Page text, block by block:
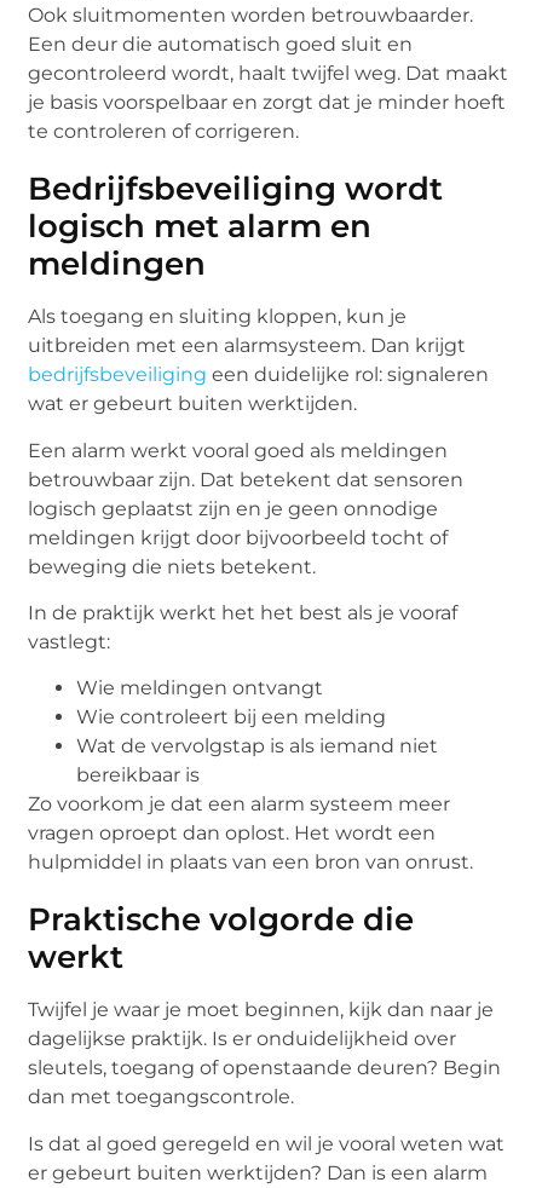
Ook sluitmomenten worden betrouwbaarder.
Een deur die automatisch goed sluit en
gecontroleerd wordt, haalt twijfel weg. Dat maakt
je basis voorspelbaar en zorgt dat je minder hoeft
te controleren of corrigeren.
Bedrijfsbeveiliging wordt
logisch met alarm en
meldingen
Als toegang en sluiting kloppen, kun je
uitbreiden met een alarmsysteem. Dan krijgt
bedrijfsbeveiliging een duidelijke rol: signaleren
wat er gebeurt buiten werktijden.
Een alarm werkt vooral goed als meldingen
betrouwbaar zijn. Dat betekent dat sensoren
logisch geplaatst zijn en je geen onnodige
meldingen krijgt door bijvoorbeeld tocht of
beweging die niets betekent.
In de praktijk werkt het het best als je vooraf
vastlegt:
Wie meldingen ontvangt
Wie controleert bij een melding
Wat de vervolgstap is als iemand niet
bereikbaar is
Zo voorkom je dat een alarm systeem meer
vragen oproept dan oplost. Het wordt een
hulpmiddel in plaats van een bron van onrust.
Praktische volgorde die
werkt
Twijfel je waar je moet beginnen, kijk dan naar je
dagelijkse praktijk. Is er onduidelijkheid over
sleutels, toegang of openstaande deuren? Begin
dan met toegangscontrole.
Is dat al goed geregeld en wil je vooral weten wat
er gebeurt buiten werktijden? Dan is een alarm